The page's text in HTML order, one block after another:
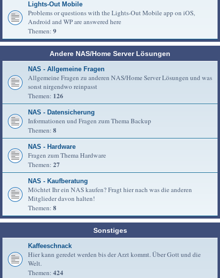
Lights-Out Mobile
Problems or questions with the Lights-Out Mobile app on iOS,
Android and WP are answered here
Themen: 9
Andere NAS/Home Server Lösungen
NAS - Allgemeine Fragen
Allgemeine Fragen zu anderen NAS/Home Server Lösungen und was
sonst nirgendwo reinpasst
Themen: 126
NAS - Datensicherung
Informationen und Fragen zum Thema Backup
Themen: 8
NAS - Hardware
Fragen zum Thema Hardware
Themen: 27
NAS - Kaufberatung
Möchtet Ihr ein NAS kaufen? Fragt hier nach was die anderen
Mitglieder davon halten!
Themen: 8
Sonstiges
Kaffeeschnack
Hier kann geredet werden bis der Arzt kommt. Über Gott und die
Welt.
Themen: 424